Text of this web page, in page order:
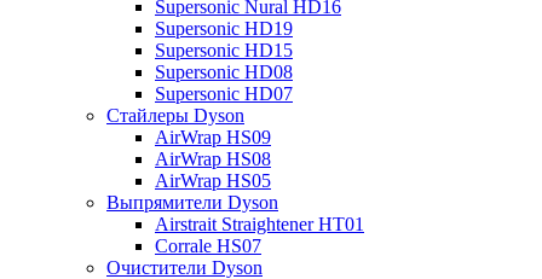
Supersonic Nural HD16
Supersonic HD19
Supersonic HD15
Supersonic HD08
Supersonic HD07
Стайлеры Dyson
AirWrap HS09
AirWrap HS08
AirWrap HS05
Выпрямители Dyson
Airstrait Straightener HT01
Corrale HS07
Очистители Dyson